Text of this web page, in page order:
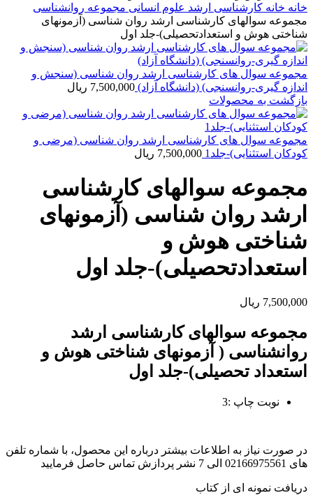
خانه خانه کارشناسی ارشد علوم انسانی مجموعه روانشناسی
مجموعه سوالهای کارشناسی ارشد روان شناسی (آزمونهای
شناختی هوش و استعدادتحصیلی)-جلد اول
مجموعه سوال های کارشناسی ارشد روان شناسی (سنجش و
اندازه گیری-روانسنجی) (دانشگاه آزاد) 7,500,000 ریال
بازگشت به محصولات
مجموعه سوال های کارشناسی ارشد روان شناسی (مرضی و
کودکان استثنایی)-جلد1
7,500,000 ریال
مجموعه سوالهای کارشناسی
ارشد روان شناسی (آزمونهای
شناختی هوش و
استعدادتحصیلی)-جلد اول
7,500,000 ریال
مجموعه سوالهای کارشناسی ارشد
روانشناسی ( آزمونهای شناختی هوش و
استعداد تحصیلی)-جلد اول
نوبت چاپ :3
در صورت نیاز به اطلاعات بیشتر درباره این محصول، با شماره تلفن
های 02166975561 الی 7 نشر پردازش تماس حاصل فرمایید
دریافت نمونه ای از کتاب